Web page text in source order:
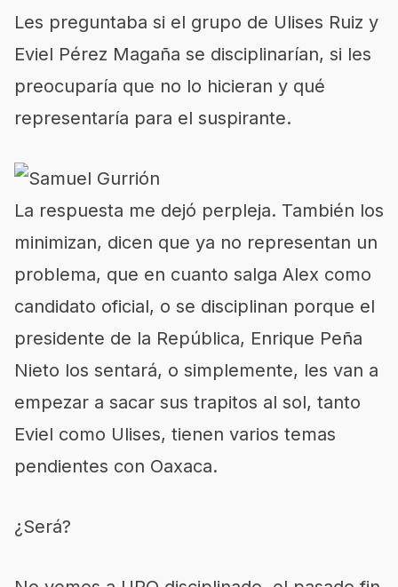
Les preguntaba si el grupo de Ulises Ruiz y
Eviel Pérez Magaña se disciplinarían, si les
preocuparía que no lo hicieran y qué
representaría para el suspirante.
La respuesta me dejó perpleja. También los
minimizan, dicen que ya no representan un
problema, que en cuanto salga Alex como
candidato oficial, o se disciplinan porque el
presidente de la República, Enrique Peña
Nieto los sentará, o simplemente, les van a
empezar a sacar sus trapitos al sol, tanto
Eviel como Ulises, tienen varios temas
pendientes con Oaxaca.
¿Será?